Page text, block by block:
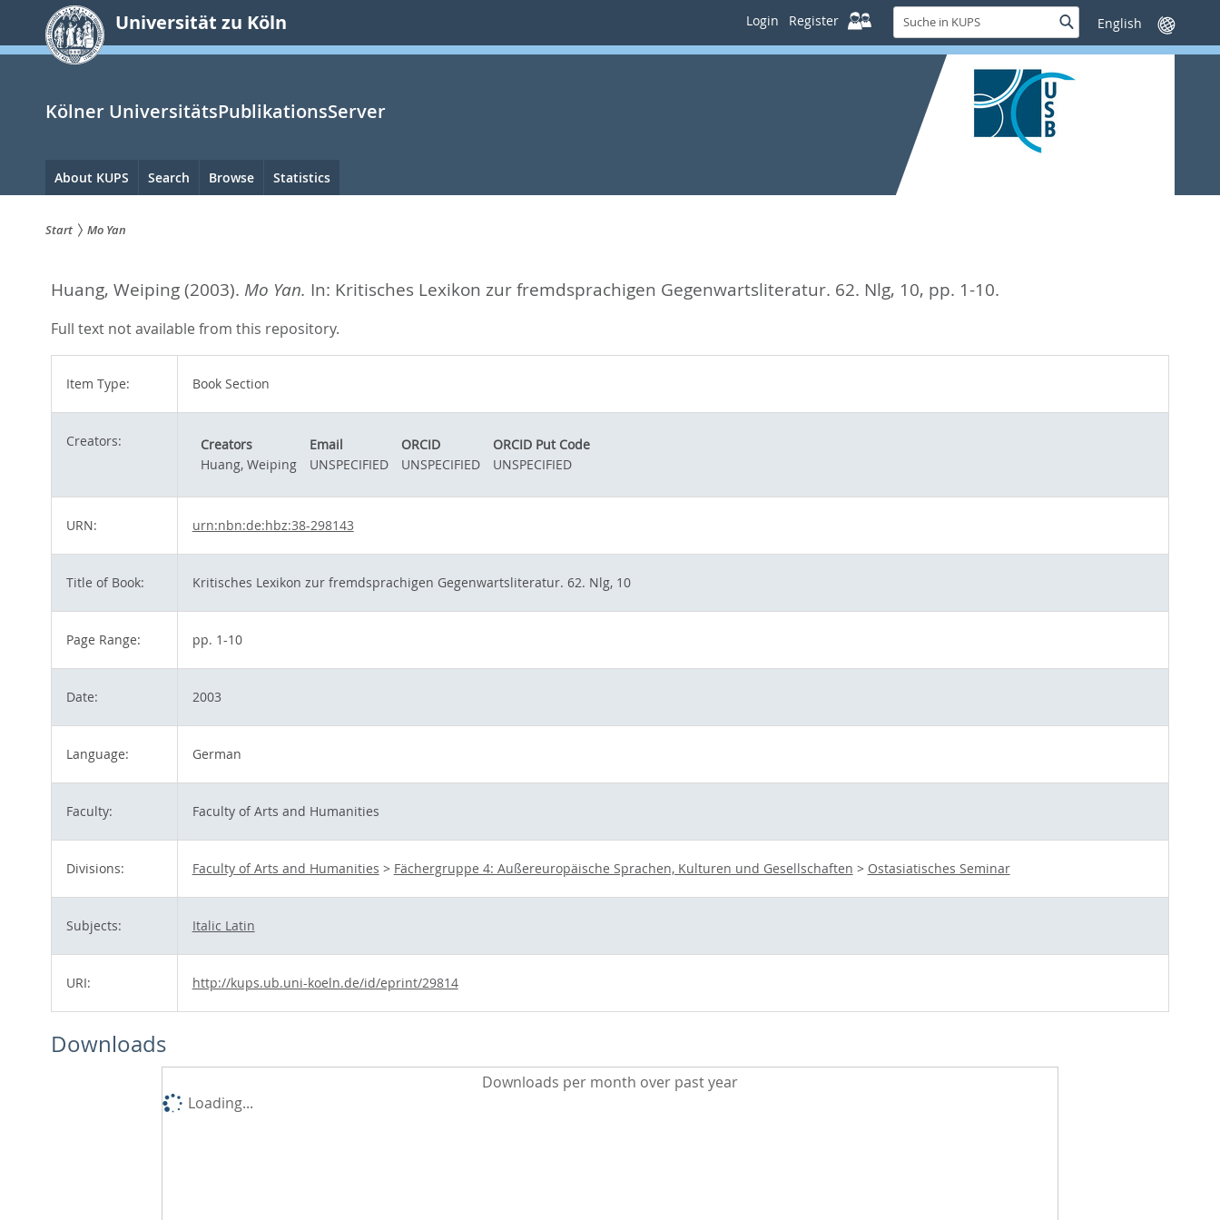
springen
Universität zu Köln Login Register
Suche
in
KUPS
SucheSprache
wechseln
Kölner UniversitätsPublikationsServer
Hauptnavigation
About KUPS Search Browse Statistics
sind
hier:
Start Mo Yan
Huang, Weiping (2003). Mo Yan. In: Kritisches Lexikon zur fremdsprachigen Gegenwartsliteratur. 62. Nlg, 10, pp. 1-10.
Full text not available from this repository.
Item Type: Book Section
Creators: Creators Email ORCID
ORCID Put Code
Huang, Weiping
UNSPECIFIED UNSPECIFIED UNSPECIFIED
URN: urn:nbn:de:hbz:38-298143
Title of Book: Kritisches Lexikon zur fremdsprachigen Gegenwartsliteratur. 62. Nlg, 10
Page Range: pp. 1-10
Date: 2003
Language: German
Faculty: Faculty of Arts and Humanities
Divisions: Faculty of Arts and Humanities > Fächergruppe 4: Außereuropäische Sprachen, Kulturen und Gesellschaften > Ostasiatisches Seminar
Subjects: Italic Latin
URI: http://kups.ub.uni-koeln.de/id/eprint/29814
Downloads
Downloads per month over past year
Loading...